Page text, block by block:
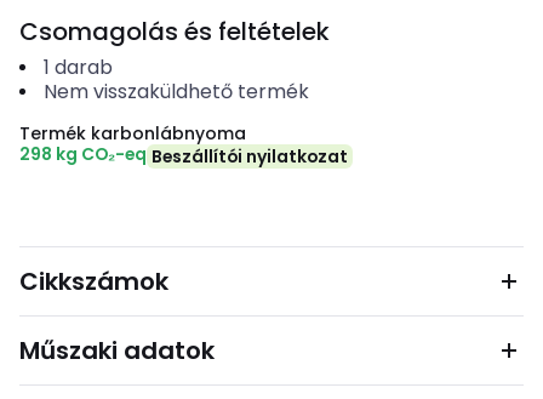
Csomagolás és feltételek
1 darab
Nem visszaküldhető termék
Termék karbonlábnyoma
298 kg CO₂-eq Beszállítói nyilatkozat
Cikkszámok
Műszaki adatok